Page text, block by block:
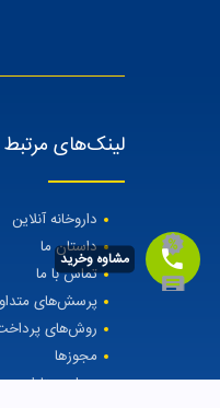
لینک‌های مرتبط
داروخانه آنلاین
داستان ما
تماس با ما
پرسش‌های
روش‌های
مجوزها
مجله مهتاطب
مشاوه وخرید